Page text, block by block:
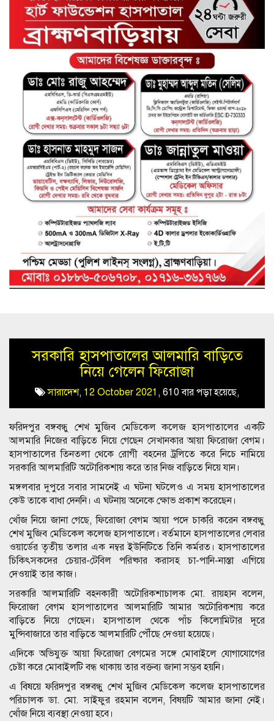
সরকারি হাসপাতালের আলমারি বাড়িতে
নিয়ে গেলেন ফিরোজা
সারাদেশ, 12 October 2021 , 610 বার পড়া হয়েছে,
ফরিদপুর বঙ্গবন্ধু শেখ মুজিব মেডিকেল কলেজ হাসপাতালের একটি
আলমারি নিজের বাড়িতে নিয়ে গেছেন সেখানকার আয়া ফিরোজা বেগম।
হাসপাতালের তিনতলা থেকে রোগী বহনের ট্রলিতে করে নিচে নামিয়ে
সরকারি আলমারিটি অটোরিকশায় করে তার নিজ বাড়িতে নিয়ে যান।
মঙ্গলবার দুপুরে সবার সামনেই এ ঘটনা ঘটলেও এ সময় হাসপাতালের
কেউ তাকে বাধা দেননি। এ ঘটনায় অনেকে ক্ষোভ প্রকাশ করেছেন।
খোঁজ নিয়ে জানা গেছে, ফিরোজা বেগম আয়া পদে চাকরি করেন বঙ্গবন্ধু
শেখ মুজিব মেডিকেল কলেজ হাসপাতালে। বর্তমানে হাসপাতালের লেবার
ওয়ার্ডের তৃতীয় তলার এক নম্বর ইউনিটিতে তিনি কর্মরত। হাসপাতালের
চিকিৎসকদের চেয়ার-টেবিল পরিষ্কার করাসহ চা-পানি-নাস্তা এগিয়ে
দেওয়াই তার কাজ।
সরকারি আলমারিটি বহনকারী অটোরিকশাচালক মো. রায়হান বলেন,
ফিরোজা বেগম হাসপাতালের আলমারিটি আমার অটোরিকশায় করে
বাড়িতে নিয়ে গেছেন। হাসপাতাল থেকে পাঁচ কিলোমিটার দূরে
মুন্সিবাজারে তার বাড়িতে আলমারিটি পৌঁছে দেওয়া হয়েছে।
এদিকে অভিযুক্ত আয়া ফিরোজা বেগমের সঙ্গে মোবাইলে যোগাযোগের
চেষ্টা করে মোবাইলটি বন্ধ থাকায় তার বক্তব্য জানা সম্ভব হয়নি।
এ বিষয়ে ফরিদপুর বঙ্গবন্ধু শেখ মুজিব মেডিকেল কলেজ হাসপাতালের
পরিচালক ডা. মো. সাইফুর রহমান বলেন, বিষয়টি আমার জানা নেই।
খোঁজ নিয়ে ব্যবস্থা নেওয়া হবে।